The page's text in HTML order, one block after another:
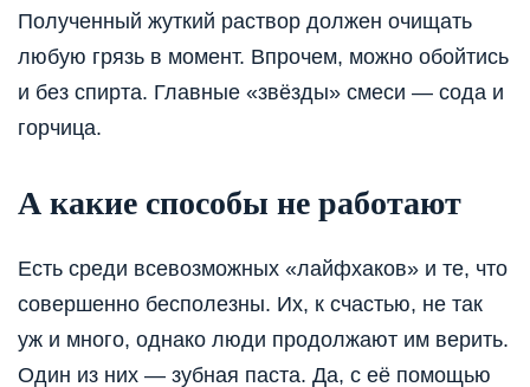
Полученный жуткий раствор должен очищать
любую грязь в момент. Впрочем, можно обойтись
и без спирта. Главные «звёзды» смеси — сода и
горчица.
А какие способы не работают
Есть среди всевозможных «лайфхаков» и те, что
совершенно бесполезны. Их, к счастью, не так
уж и много, однако люди продолжают им верить.
Один из них — зубная паста. Да, с её помощью